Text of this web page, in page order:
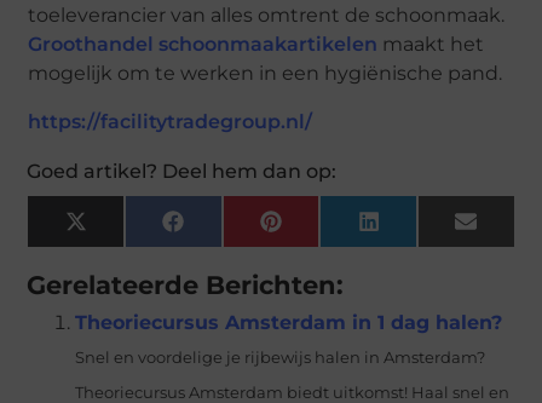
toeleverancier van alles omtrent de schoonmaak.
Groothandel schoonmaakartikelen maakt het
mogelijk om te werken in een hygiënische pand.
https://facilitytradegroup.nl/
Goed artikel? Deel hem dan op:
X
(Twitter)
FacebookPinterestLinkedInEmail
Gerelateerde Berichten:
Theoriecursus Amsterdam in 1 dag halen?
Snel en voordelige je rijbewijs halen in Amsterdam?
Theoriecursus Amsterdam biedt uitkomst! Haal snel en